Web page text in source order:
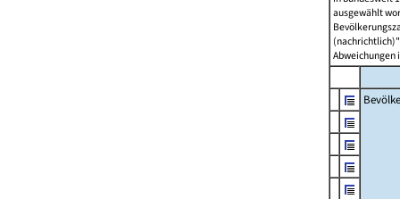
ausgewählt
Abweichungen